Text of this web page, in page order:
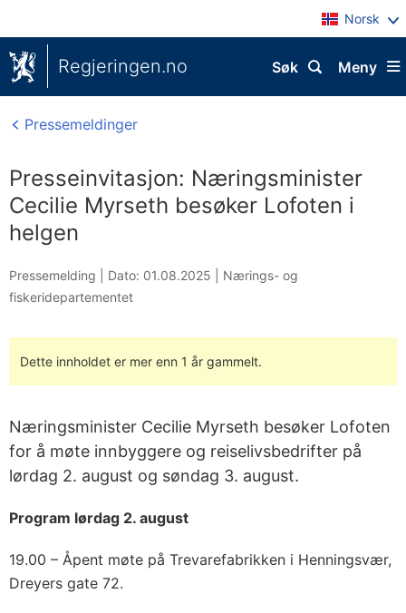
Norsk
Regjeringen.no Meny
Søk
Pressemeldinger
Presseinvitasjon: Næringsminister
Cecilie Myrseth besøker Lofoten i
helgen
Pressemelding | Dato: 01.08.2025
Nærings- og
fiskeridepartementet
Dette innholdet er mer enn 1 år gammelt.
Næringsminister Cecilie Myrseth besøker Lofoten
for å møte innbyggere og reiselivsbedrifter på
lørdag 2. august og søndag 3. august.
Program lørdag 2. august
19.00 – Åpent møte på Trevarefabrikken i Henningsvær,
Dreyers gate 72.